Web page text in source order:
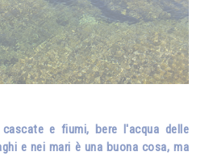
e fiumi, bere l'acqua delle
e nei mari è una buona cosa, ma